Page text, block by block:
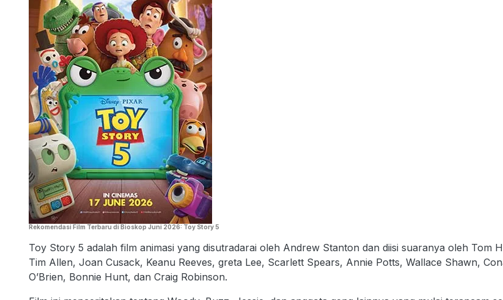
Rekomendasi Film Terbaru di Bioskop Juni 2026: Toy Story 5
Toy Story 5 adalah film animasi yang disutradarai oleh Andrew Stanton dan diisi suaranya oleh Tom
Tim Allen, Joan Cusack, Keanu Reeves, greta Lee, Scarlett Spears, Annie Potts, Wallace Shawn,
O’Brien, Bonnie Hunt, dan Craig Robinson.